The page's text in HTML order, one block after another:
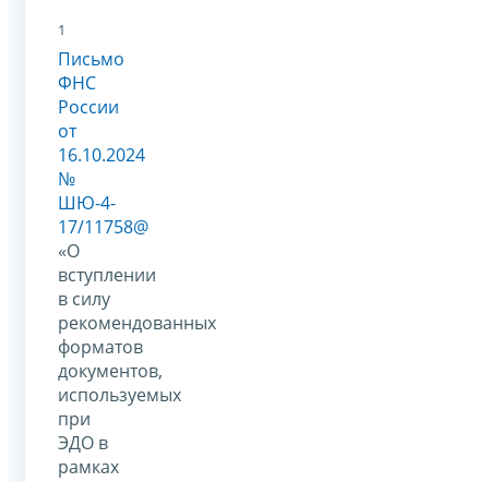
1
Письмо
ФНС
России
от
16.10.2024
№
ШЮ-4-
17/11758@
«О
вступлении
в силу
рекомендованных
форматов
документов,
используемых
при
ЭДО в
рамках